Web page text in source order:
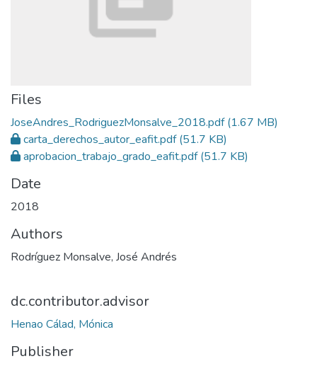
Files
JoseAndres_RodriguezMonsalve_2018.pdf(1.67 MB)
carta_derechos_autor_eafit.pdf(51.7 KB)
aprobacion_trabajo_grado_eafit.pdf(51.7 KB)
Date
2018
Authors
Rodríguez Monsalve, José Andrés
dc.contributor.advisor
Henao Cálad, Mónica
Publisher